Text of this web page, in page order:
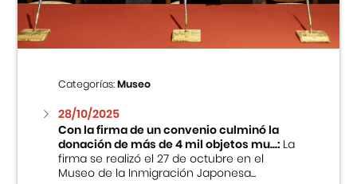
Categorías:Museo
28/10/2025
Con la firma de un convenio culminó la
donación de más de 4 mil objetos mu...:La
firma se realizó el 27 de octubre en el
Museo de la Inmigración Japonesa...